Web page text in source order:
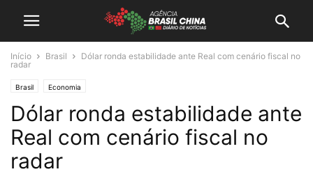
Início Brasil
Dólar ronda estabilidade ante Real com cenário fiscal no
radar
Brasil Economia
Dólar ronda estabilidade ante
Real com cenário fiscal no
radar